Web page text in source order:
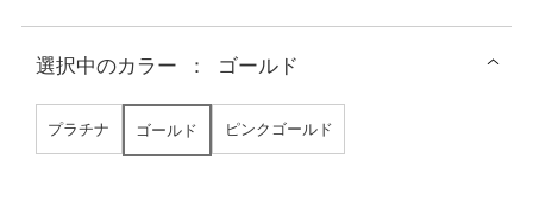
選択中のカラー ： ゴールド
プラチナ ゴールド ピンクゴールド